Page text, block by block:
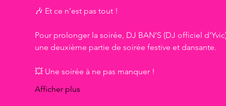
🎶 Et ce n’est pas tout !
Pour prolonger la soirée, DJ BAN’S (DJ officiel
une deuxième partie de soirée festive et dansante.
💥 Une soirée à ne pas manquer !
Afficher plus